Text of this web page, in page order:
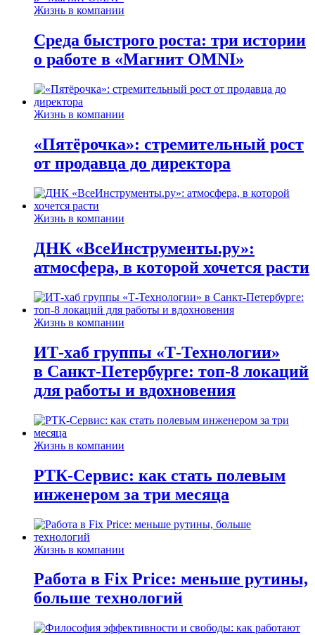
Жизнь в компании
Среда быстрого роста: три истории
о работе в «Магнит OMNI»
Жизнь в компании
«Пятёрочка»: стремительный рост
от продавца до директора
Жизнь в компании
ДНК «ВсеИнструменты.ру»:
атмосфера, в которой хочется расти
Жизнь в компании
ИТ-хаб группы «Т-Технологии»
в Санкт-Петербурге: топ-8 локаций
для работы и вдохновения
Жизнь в компании
РТК-Сервис: как стать полевым
инженером за три месяца
Жизнь в компании
Работа в Fix Price: меньше рутины,
больше технологий